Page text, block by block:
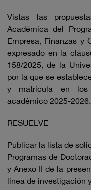
Vistas las
Académica del
Empresa, Finanzas y
expresado en la
158/2025, de la
por la que se
y matrícula en los
académico 2025-2026.
RESUELVE
Publicar la lista de
Programas de
y Anexo II de la
línea de investigación